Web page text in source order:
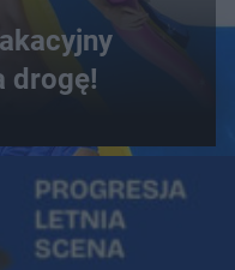
drogę!